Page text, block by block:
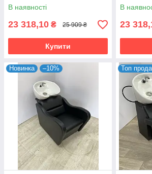
В наявності
23 318,10 ₴ 25 909 ₴
Купити
В
23
Новинка –10% Топ